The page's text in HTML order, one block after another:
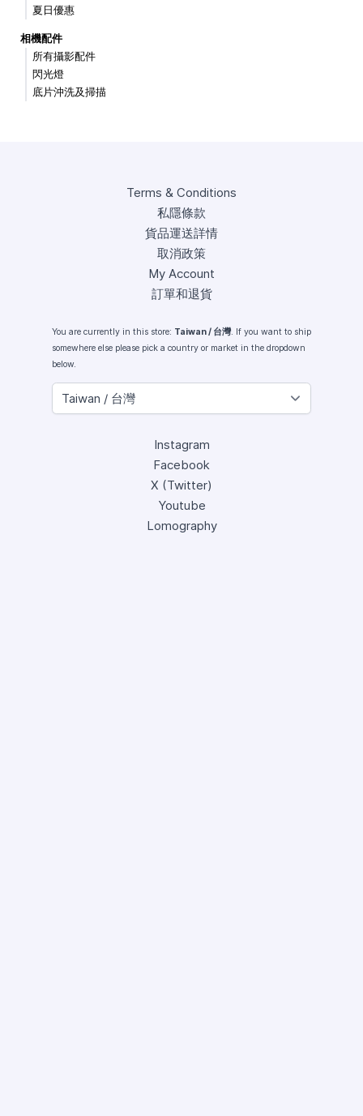
夏日優惠
相機配件
所有攝影配件
閃光燈
底片沖洗及掃描
Terms & Conditions
私隱條款
貨品運送詳情
取消政策
My Account
訂單和退貨
You are currently in this store: Taiwan / 台灣. If you want to ship
somewhere else please pick a country or market in the dropdown
below.
Instagram
Facebook
X (Twitter)
Youtube
Lomography